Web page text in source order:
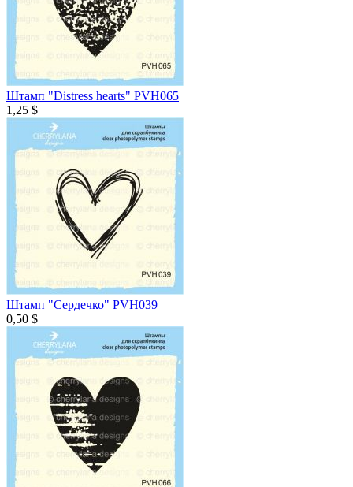
Штамп "Distress hearts" PVH065
1,25 $
Штамп "Сердечко" PVH039
0,50 $